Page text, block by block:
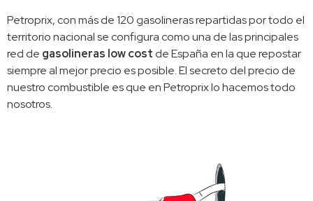
Petroprix, con más de 120 gasolineras repartidas por todo el
territorio nacional se configura como una de las principales
red de gasolineras low cost de España en la que repostar
siempre al mejor precio es posible. El secreto del precio de
nuestro combustible es que en Petroprix lo hacemos todo
nosotros.